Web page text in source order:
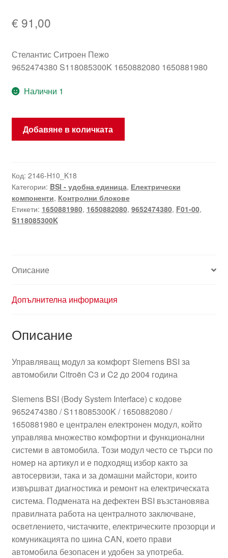
€ 91,00
Стелантис Ситроен Пежо
9652474380 S118085300K 1650882080 1650881980
Налични 1
количество
F01-
00
HG
Ситроен
C3
Добавяне в количката
Код: 2146-H10_K18
Категории: BSI - удобна единица, Електрически
компоненти, Контролни блокове
Етикети: 1650881980, 1650882080, 9652474380, F01-00,
S118085300K
Описание
Допълнителна информация
Описание
Управляващ модул за комфорт Siemens BSI за
автомобили Citroën C3 и C2 до 2004 година
Siemens BSI (Body System Interface) с кодове
9652474380 / S118085300K / 1650882080 /
1650881980 е централен електронен модул, който
управлява множество комфортни и функционални
системи в автомобила. Този модул често се търси по
номер на артикул и е подходящ избор както за
автосервизи, така и за домашни майстори, които
извършват диагностика и ремонт на електрическата
система. Подмената на дефектен BSI възстановява
правилната работа на централното заключване,
осветлението, чистачките, електрическите прозорци и
комуникацията по шина CAN, което прави
автомобила безопасен и удобен за употреба.